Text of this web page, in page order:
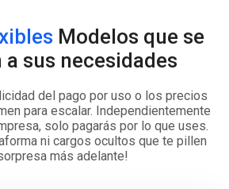
Modelos que se
a sus necesidades
del pago por uso o los precios
para escalar. Independientemente
solo pagarás por lo que uses.
ni cargos ocultos que te pillen
más adelante!